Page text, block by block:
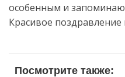
особенным и
Красивое
Посмотрите также: